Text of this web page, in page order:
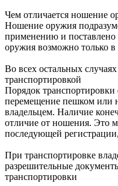
Чем отличается ношение
Ношение оружия
применению и
оружия возможно только
Во всех остальных
транспортировкой
Порядок транспортировки
перемещение пешком или
владельцем. Наличие
отличие от ношения. Это
последующей
При транспортировке
разрешительные
транспортировки